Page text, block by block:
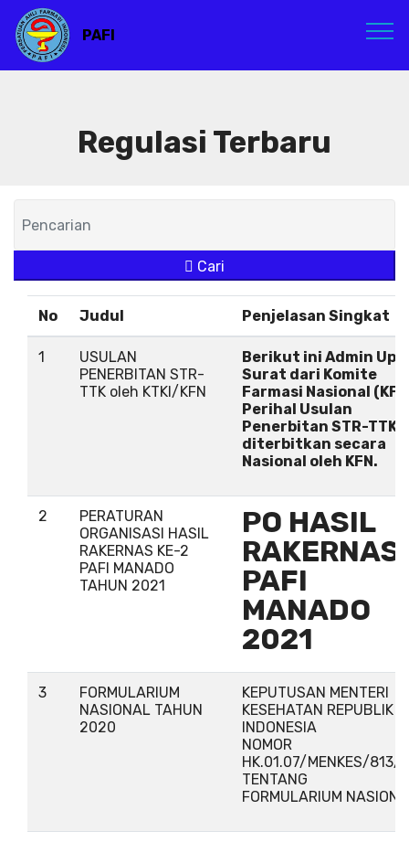
PAFI
Regulasi Terbaru
Cari
No Judul Penjelasan Singkat
1
USULAN
PENERBITAN STR-
TTK oleh KTKI/KFN
Berikut ini Admin
Surat dari Komite
Farmasi Nasional
Perihal Usulan
Penerbitan STR-TTK
diterbitkan secara
Nasional oleh KFN.
2
PERATURAN
ORGANISASI HASIL
RAKERNAS KE-2
PAFI MANADO
TAHUN 2021
PO HASIL
RAKERNAS
PAFI
MANADO
2021
3
FORMULARIUM
NASIONAL TAHUN
2020
KEPUTUSAN MENTERI
KESEHATAN REPUBLIK
INDONESIA
NOMOR
HK.01.07/MENKES/813/
TENTANG
FORMULARIUM